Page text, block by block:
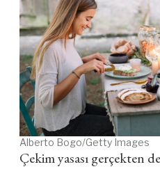
Alberto Bogo/Getty Images
Çekim yasası gerçekten